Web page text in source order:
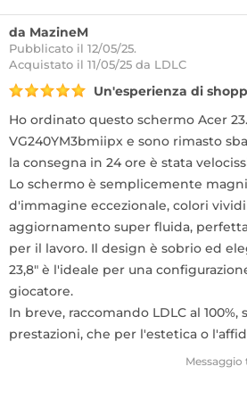
da MazineM
Pubblicato il 12/05/25.
Acquistato il 11/05/25 da LDLC
Un'esperienza di
Ho ordinato questo schermo Acer
VG240YM3bmiipx e sono rimasto
la consegna in 24 ore è stata
Lo schermo è semplicemente
d'immagine eccezionale, colori
aggiornamento super fluida,
per il lavoro. Il design è sobrio ed
23,8" è l'ideale per una
giocatore.
In breve, raccomando LDLC al 100%,
prestazioni, che per l'estetica o